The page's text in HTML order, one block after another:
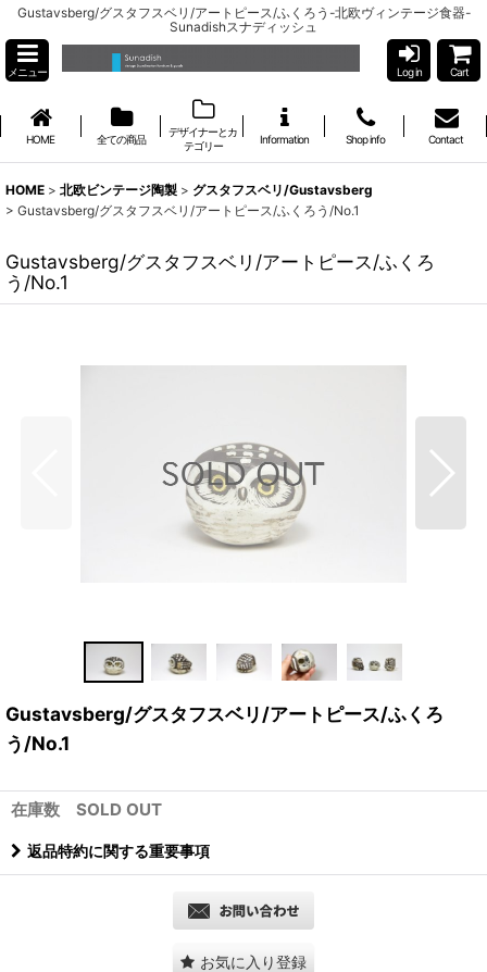
Gustavsberg/グスタフスベリ/アートピース/ふくろう-北欧ヴィンテージ食器-
Sunadishスナディッシュ
メニュー Log in Cart
HOME 全ての商品
デザイナーとカ
テゴリー
Information Shop info Contact
HOME > 北欧ビンテージ陶製 > グスタフスベリ/Gustavsberg
> Gustavsberg/グスタフスベリ/アートピース/ふくろう/No.1
Gustavsberg/グスタフスベリ/アートピース/ふくろ
う/No.1
Gustavsberg/グスタフスベリ/アートピース/ふくろ
う/No.1
在庫数 SOLD OUT
返品特約に関する重要事項
お気に入り登録